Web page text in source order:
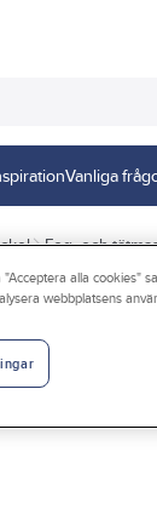
Vanliga
Fog- och
alla cookies"
webbplatsens